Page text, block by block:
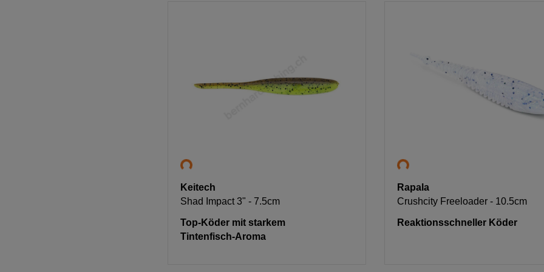
Keitech
Shad Impact 3" - 7.5cm
Top-Köder mit starkem
Tintenfisch-Aroma
Rapala
Crushcity Freeloader - 10.5cm
Reaktionsschneller Köder